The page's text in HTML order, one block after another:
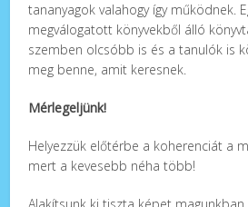
tananyagok valahogy így működnek.
megválogatott könyvekből álló
szemben olcsóbb is és a tanulók is
meg benne, amit keresnek.
Mérlegeljünk!
Helyezzük előtérbe a koherenciát a
mert a kevesebb néha több!